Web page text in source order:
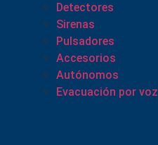
Detectores
Sirenas
Pulsadores
Accesorios
Autónomos
Evacuación por voz